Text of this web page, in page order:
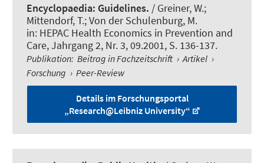
Encyclopaedia: Guidelines. / Greiner, W.;
Mittendorf, T.; Von der Schulenburg, M.
in: HEPAC Health Economics in Prevention and
Care, Jahrgang 2, Nr. 3, 09.2001, S. 136-137.
Publikation: Beitrag in Fachzeitschrift › Artikel ›
Forschung › Peer-Review
Details im Forschungsportal
„Research@Leibniz University“